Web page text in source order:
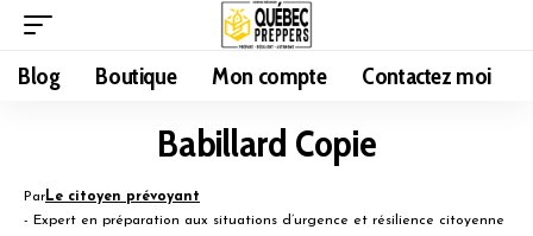
Blog Boutique Mon compte Contactez moi
Babillard Copie
ParLe citoyen prévoyant
- Expert en préparation aux situations d’urgence et résilience citoyenne